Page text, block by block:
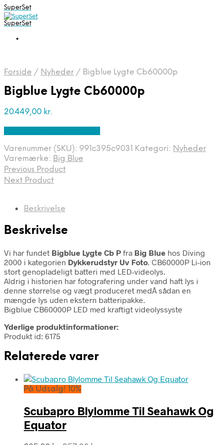
SuperSet
SuperSet
Forside / Nyheder / Bigblue Lygte Cb60000p
Bigblue Lygte Cb60000p
20.449,00 kr.
Varenummer (SKU): 991c395c9031 Kategori: Nyheder
Varemærke: Big Blue
Previous Product
Next Product
Beskrivelse
Beskrivelse
Vi har fundet Bigblue Lygte Cb P fra Big Blue hos Diving
2000 i kategorien Dykkerudstyr Uv Foto. CB60000P Li-ion
stort genopladeligt batteri med LED-videolys.
Aldrig i historien har fotografering under vand haft lys i
denne størrelse og vægt produceret medÂ sådan en
mængde lys uden ekstern batteripakke.
Bigblue CB60000P LED med kraftigt videolyssyste
Yderlige produktinformationer:
Produkt id: 6175
Relaterede varer
På Udsalg! 10%
Scubapro Blylomme Til Seahawk Og
Equator